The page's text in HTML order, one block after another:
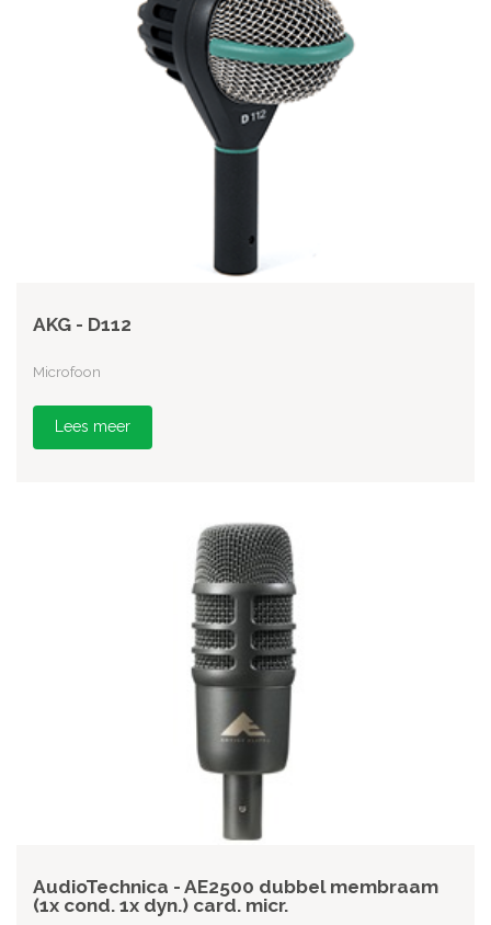
AKG - D112
Microfoon
Lees meer
AudioTechnica - AE2500 dubbel membraam
(1x cond. 1x dyn.) card. micr.